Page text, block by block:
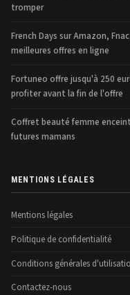
tromper
French Days sur Amazon,
meilleures offres en ligne
Fortuneo offre jusqu'à 250
profiter avant la fin de l'offre
Coffret beauté femme
futures mamans
MENTIONS LÉGALES
Mentions légales
Politique de confidentialité
Conditions générales
Contactez-nous